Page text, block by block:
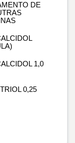
DE
1,0
0,25